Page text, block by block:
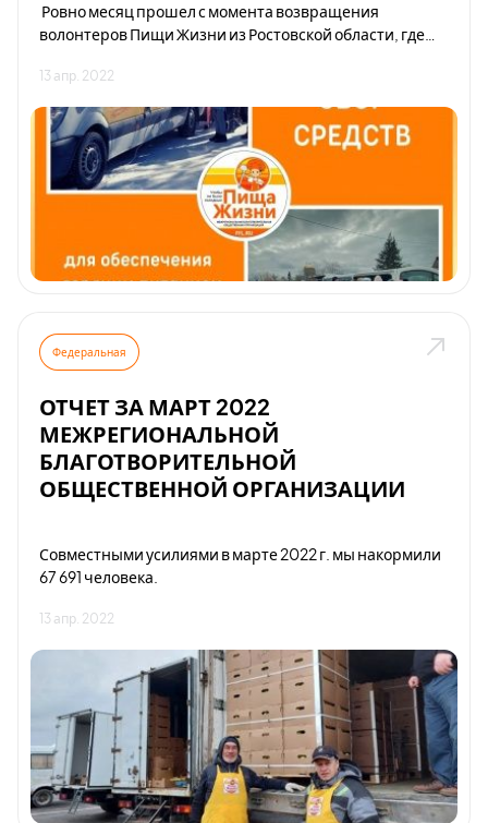
Ровно месяц прошел с момента возвращения
волонтеров Пищи Жизни из Ростовской области, где
месяц понадобился добровольцам Пищи Жизни для
организации новой поездки.
13 апр. 2022
Федеральная
ОТЧЕТ ЗА МАРТ 2022
МЕЖРЕГИОНАЛЬНОЙ
БЛАГОТВОРИТЕЛЬНОЙ
ОБЩЕСТВЕННОЙ ОРГАНИЗАЦИИ
Совместными усилиями в марте 2022 г. мы накормили
67 691 человека.
13 апр. 2022